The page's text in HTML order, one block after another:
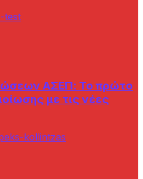
AΣΕΠ: Το πρώτο
με τις νέες